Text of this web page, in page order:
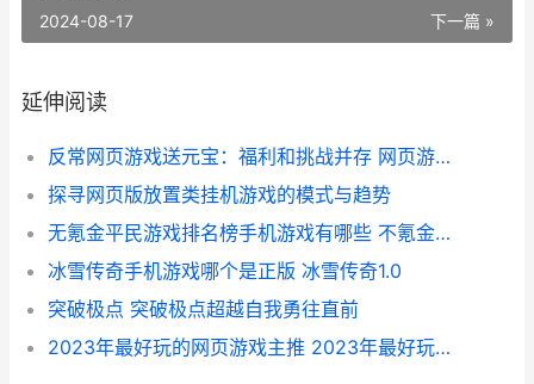
下一篇 »
2024-08-17
延伸阅读
反常网页游戏送元宝：福利和挑战并存 网页游戏返利网
探寻网页版放置类挂机游戏的模式与趋势
无氪金平民游戏排名榜手机游戏有哪些 不氪金的好玩游戏
冰雪传奇手机游戏哪个是正版 冰雪传奇1.0
突破极点 突破极点超越自我勇往直前
2023年最好玩的网页游戏主推 2023年最好玩的网游